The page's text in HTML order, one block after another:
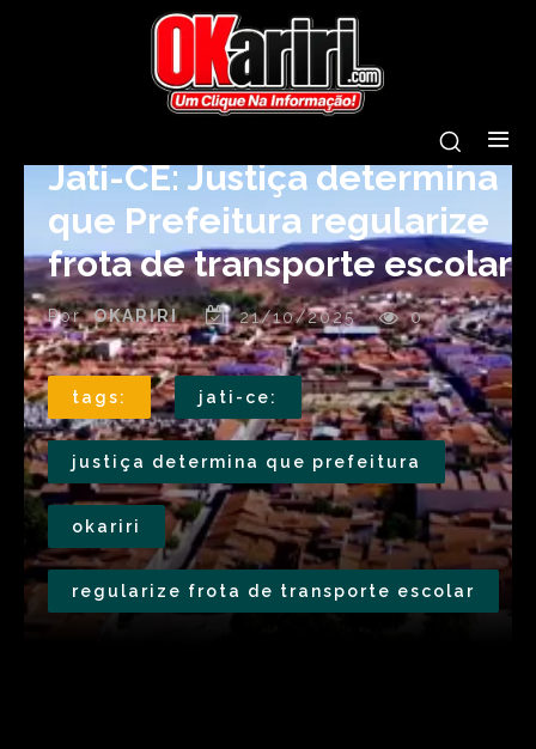
Jati-CE: Justiça determina
que Prefeitura regularize
frota de transporte escolar
Por OKARIRI 21/10/2025 0
tags: jati-ce:
justiça determina que prefeitura
okariri
regularize frota de transporte escolar